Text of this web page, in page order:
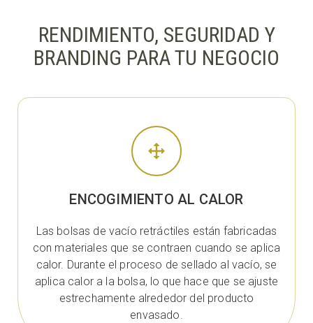
RENDIMIENTO, SEGURIDAD Y
BRANDING PARA TU NEGOCIO
ENCOGIMIENTO AL CALOR
Las bolsas de vacío retráctiles están fabricadas
con materiales que se contraen cuando se aplica
calor. Durante el proceso de sellado al vacío, se
aplica calor a la bolsa, lo que hace que se ajuste
estrechamente alrededor del producto
envasado.